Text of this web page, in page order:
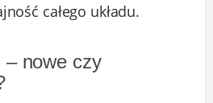
całego układu.
– nowe czy